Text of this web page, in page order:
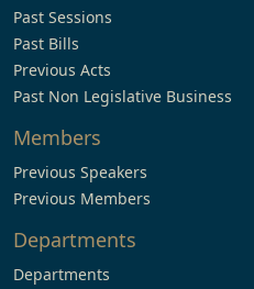
Past Sessions
Past Bills
Previous Acts
Past Non Legislative Business
Members
Previous Speakers
Previous Members
Departments
Departments